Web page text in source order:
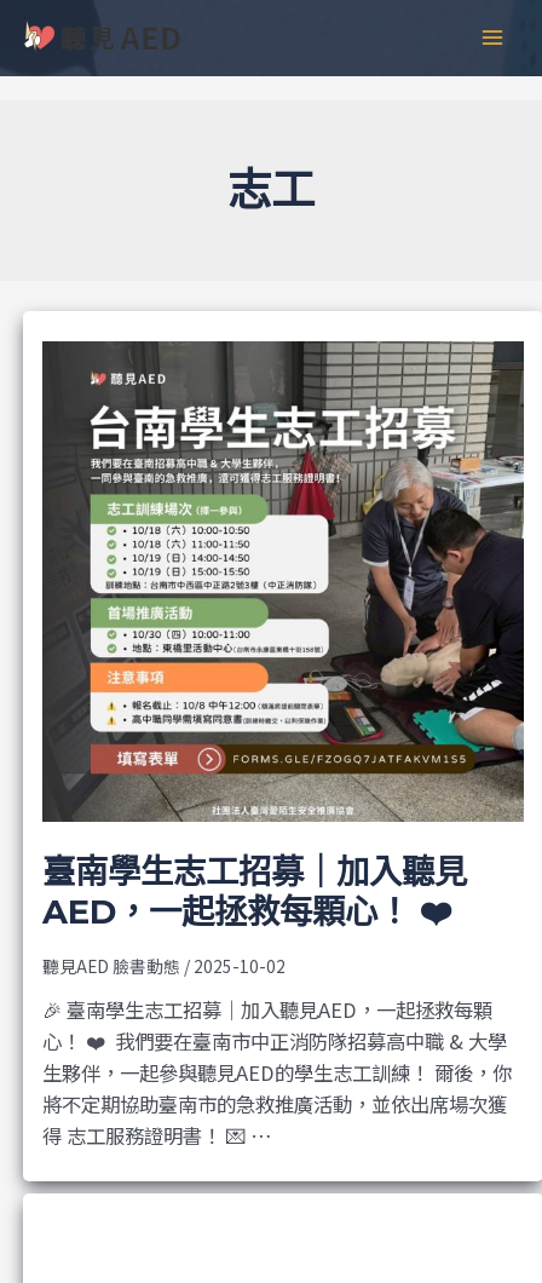
主
志工
臺南學生志工招募｜加入聽見
AED，一起拯救每顆心！ ❤️
聽見AED 臉書動態 / 2025-10-02
🎉 臺南學生志工招募｜加入聽見AED，一起拯救每顆
心！ ❤️ ​ 我們要在臺南市中正消防隊招募高中職 & 大學
生夥伴，一起參與聽見AED的學生志工訓練！ 爾後，你
將不定期協助臺南市的急救推廣活動，並依出席場次獲
得 志工服務證明書！ 💌 …
文
章
分
彙
整